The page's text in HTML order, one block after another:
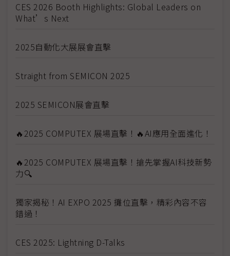
CES 2026 Booth Highlights: Global Leaders on
What’s Next
2025自動化大展展會直擊
Straight from SEMICON 2025
2025 SEMICON展會直擊
🔥2025 COMPUTEX 展場直擊！🔥AI應用全面進化！
🔥2025 COMPUTEX 展場直擊！搶先掌握AI科技新勢
力🔍
獨家揭秘！AI EXPO 2025 攤位直擊，精彩內容不容
錯過！
CES 2025: Lightning D-Talks